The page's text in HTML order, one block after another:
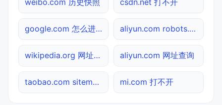
weibo.com 历史快照 csdn.net 打不开
google.com 怎么进入 aliyun.com robots.txt检测
wikipedia.org 网址查询 aliyun.com 网址查询
taobao.com sitemap.xml检测 mi.com 打不开